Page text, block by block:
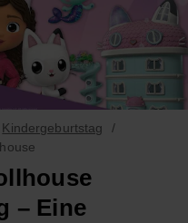
Kindergeburtstag
– Eine